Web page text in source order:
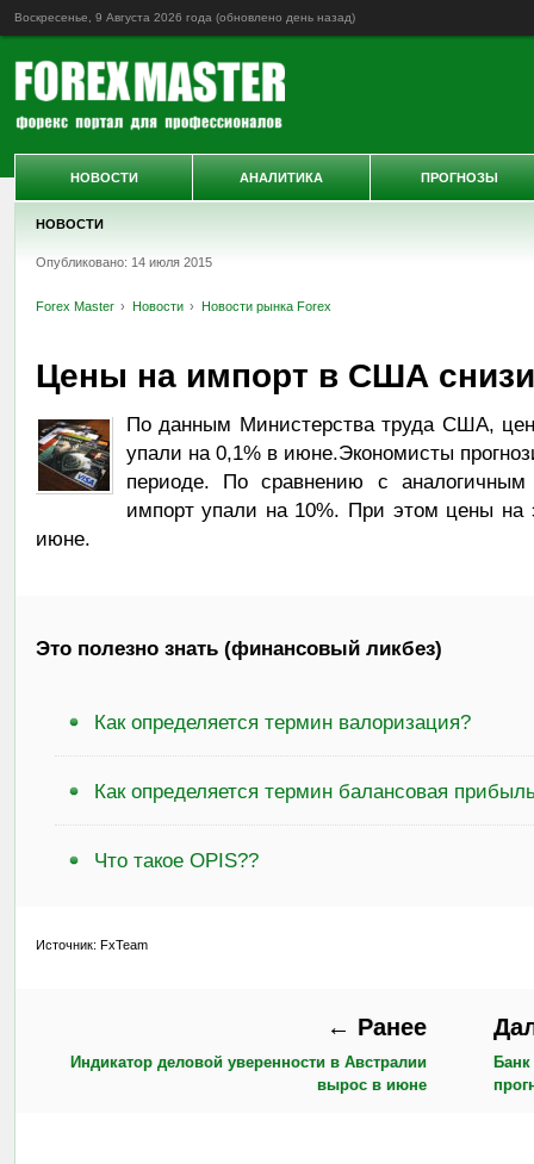
Воскресенье, 9 Августа 2026 года (обновлено день назад)
НОВОСТИ
Опубликовано: 14 июля 2015
Forex Master Новости Новости рынка Forex
Цены на импорт в США
По данным Министерства труда США,
упали на 0,1% в июне.Экономисты
периоде. По сравнению с
импорт упали на 10%. При этом цены
июне.
Это полезно знать (финансовый ликбез)
Как определяется термин валоризация?
Как определяется термин балансовая
Что такое OPIS??
Источник: FxTeam
← Ранее
Индикатор деловой уверенности в Австралии
вырос в июне
НОВОСТИ АНАЛИТИКА ПРОГНОЗЫ